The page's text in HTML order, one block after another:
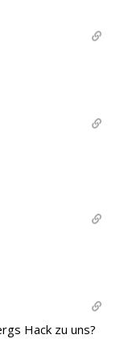
Hack zu uns?